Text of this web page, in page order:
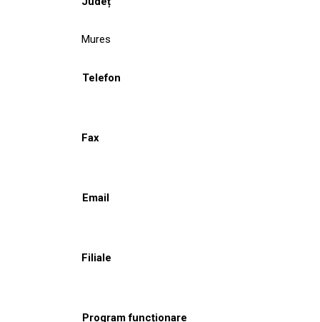
Mures
Telefon
Fax
Email
Filiale
Program funcționare